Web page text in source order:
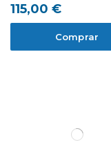
115,00 €
Comprar